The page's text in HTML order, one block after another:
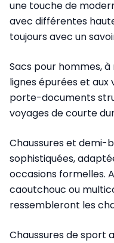
une touche de
avec différentes
toujours avec un
Sacs pour hommes,
lignes épurées et aux
porte-documents
voyages de courte
Chaussures et demi-
sophistiquées,
occasions formelles.
caoutchouc ou
ressembleront les
Chaussures de sport